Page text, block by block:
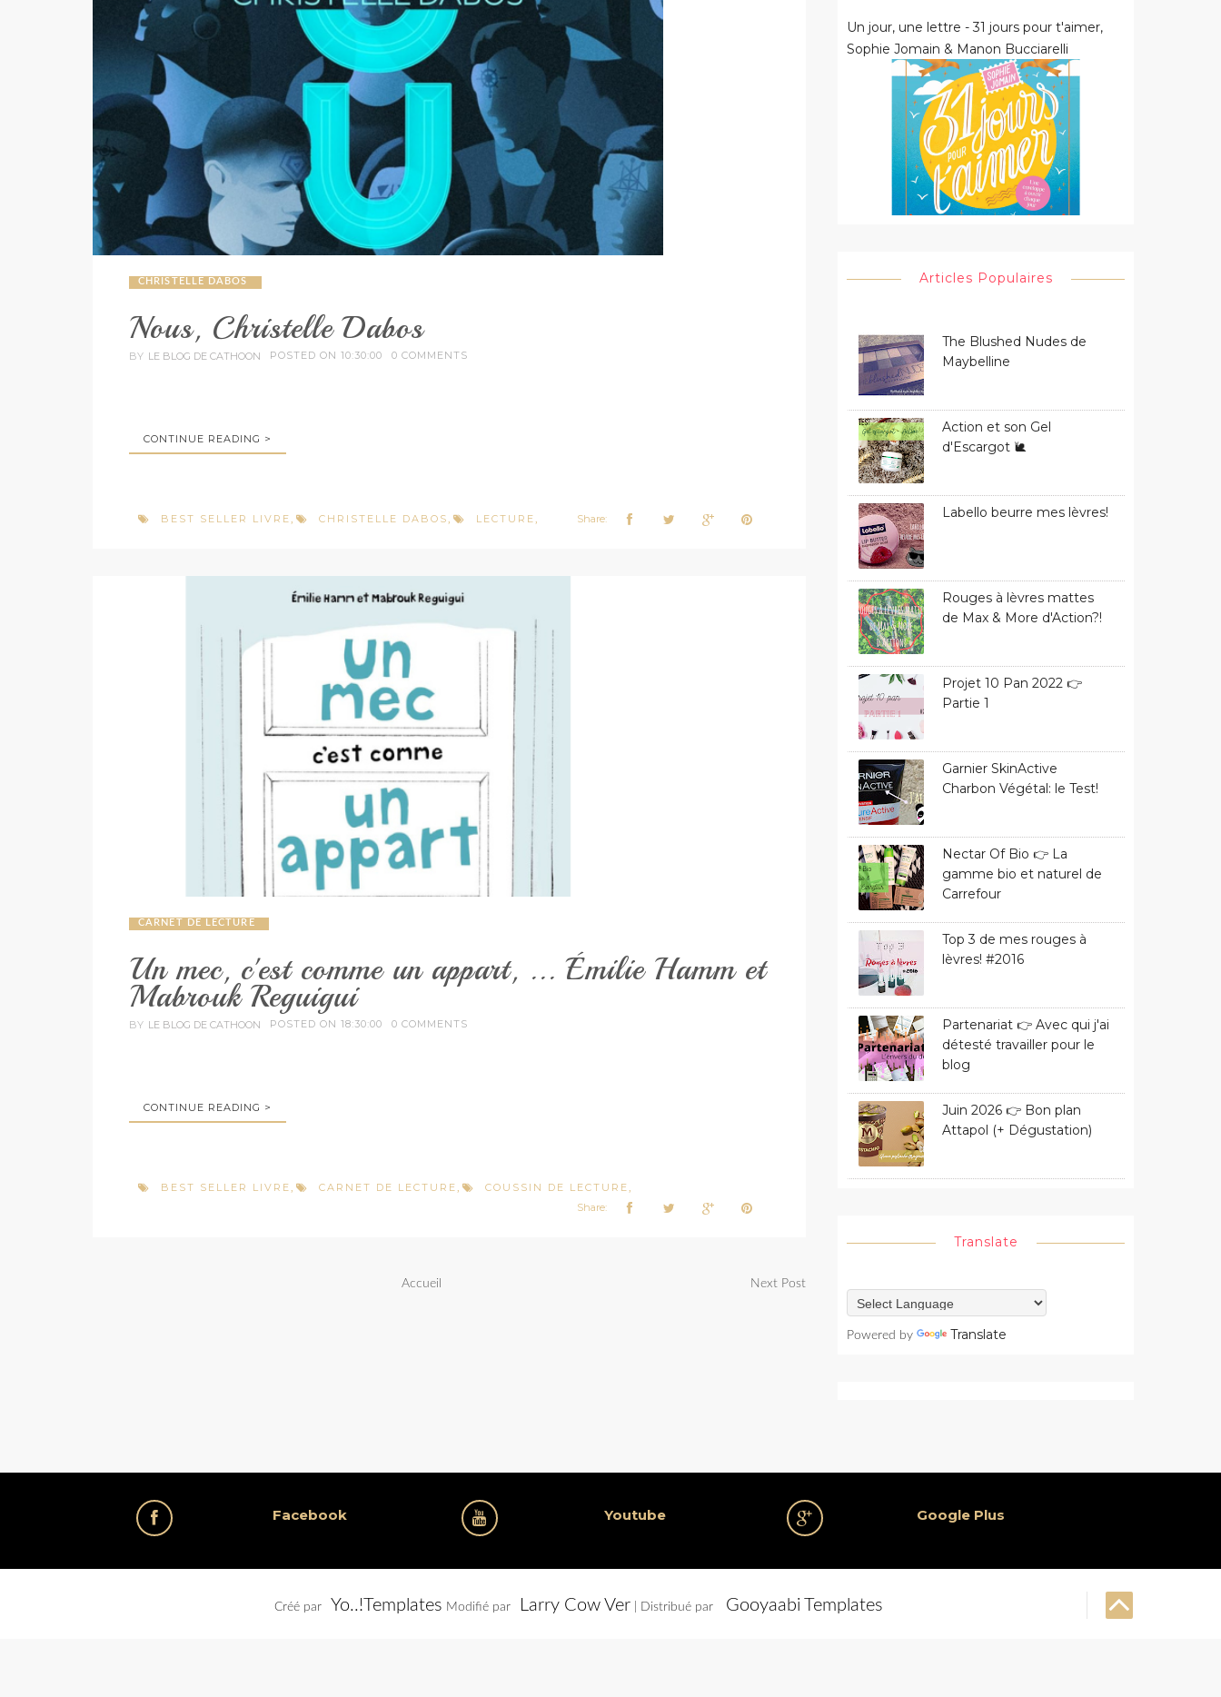
CHRISTELLE DABOS
Nous, Christelle Dabos
BY LE BLOG DE CATHOON POSTED ON 10:30:00 0 COMMENTS
CONTINUE READING >
BEST SELLER LIVRE CHRISTELLE DABOS LECTURE Share:
CARNET DE LECTURE
Un mec, c'est comme un appart, ... Émilie Hamm et
Mabrouk Reguigui
BY LE BLOG DE CATHOON POSTED ON 18:30:00 0 COMMENTS
CONTINUE READING >
BEST SELLER LIVRE CARNET DE LECTURE COUSSIN DE LECTURE
Share:
Accueil Next Post
Un jour, une lettre - 31 jours pour t'aimer,
Sophie Jomain & Manon Bucciarelli
Articles Populaires
The Blushed Nudes de
Maybelline
Action et son Gel
d'Escargot 🐌
Labello beurre mes lèvres!
Rouges à lèvres mattes
de Max & More d'Action?!
Projet 10 Pan 2022 👉
Partie 1
Garnier SkinActive
Charbon Végétal: le Test!
Nectar Of Bio 👉 La
gamme bio et naturel de
Carrefour
Top 3 de mes rouges à
lèvres! #2016
Partenariat 👉 Avec qui j'ai
détesté travailler pour le
blog
Juin 2026 👉 Bon plan
Attapol (+ Dégustation)
Translate
Powered by Translate
Facebook Youtube Google Plus
Créé par Yo..!Templates Modifié par Larry Cow Ver| Distribué par Gooyaabi Templates